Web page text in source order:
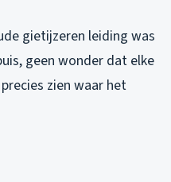
gietijzeren leiding was
geen wonder dat elke
zien waar het